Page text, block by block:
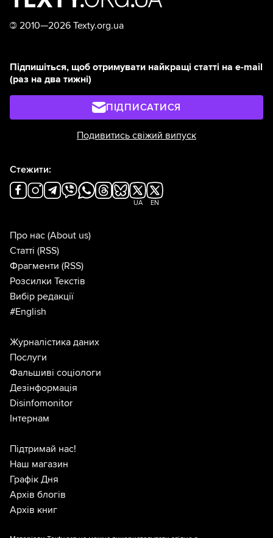
© 2010—2026 Texty.org.ua
Підпишіться, щоб отримувати найкращі статті на e-mail
(раз на два тижні)
ПІДПИСАТИСЯ
Подивитись свіжий випуск
Стежити:
UA EN
Про нас (About us)
Статті (RSS)
Фрагменти (RSS)
Розсилки Текстів
Вибір редакції
#English
Журналістика даних
Послуги
Фальшиві соціологи
Дезінформація
Disinfomonitor
Інтернам
Підтримай нас!
Наш магазин
Графік Дня
Архів блогів
Архів книг